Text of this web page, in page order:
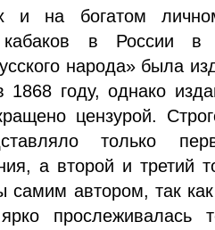
и на богатом
кабаков в России в
народа» была
году, однако
цензурой.
только
а второй и третий
самим автором, так
прослеживалась